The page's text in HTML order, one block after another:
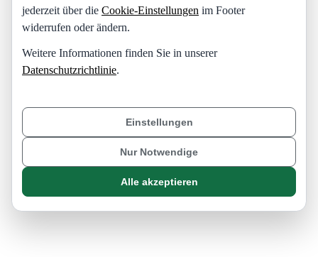
jederzeit über die Cookie-Einstellungen im Footer
widerrufen oder ändern.
Weitere Informationen finden Sie in unserer
Datenschutzrichtlinie.
Einstellungen
Nur Notwendige
Alle akzeptieren